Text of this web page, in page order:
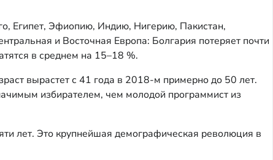
Египет, Эфиопию, Индию, Нигерию, Пакистан,
и Восточная Европа: Болгария потеряет почти
в среднем на 15–18 %.
вырастет с 41 года в 2018-м примерно до 50 лет.
избирателем, чем молодой программист из
лет. Это крупнейшая демографическая революция в